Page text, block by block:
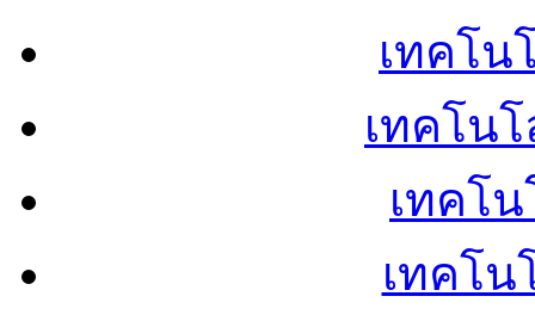
เทคโน
เทคโน
เทคโ
เทคโน